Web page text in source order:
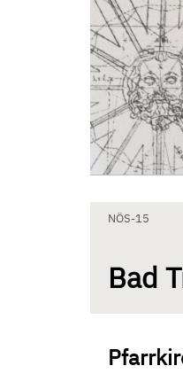
Zum Inhalt springen
Aktuelle Seite: Bad
NÖS-15
Bad